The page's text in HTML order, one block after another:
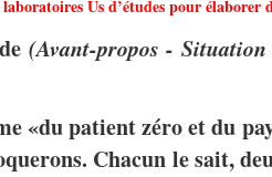
laboratoires Us d’études pour élaborer
(Avant-propos -
«du patient zéro et du
Chacun le sait,